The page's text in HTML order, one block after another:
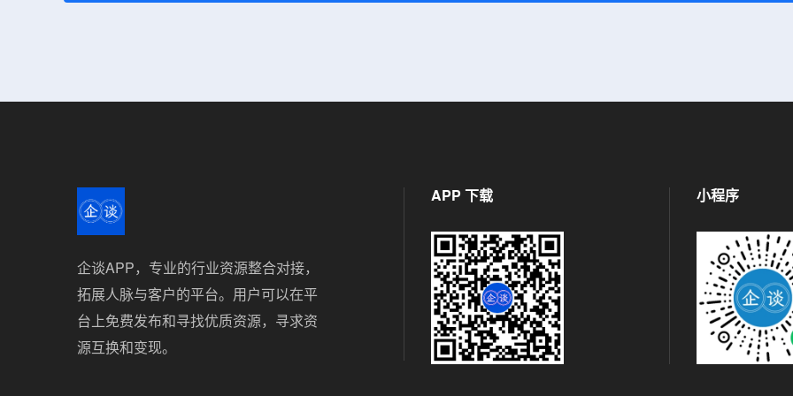
企谈APP，专业的行业资源整合对接，
拓展人脉与客户的平台。用户可以在平
台上免费发布和寻找优质资源，寻求资
源互换和变现。
APP 下载 小程序